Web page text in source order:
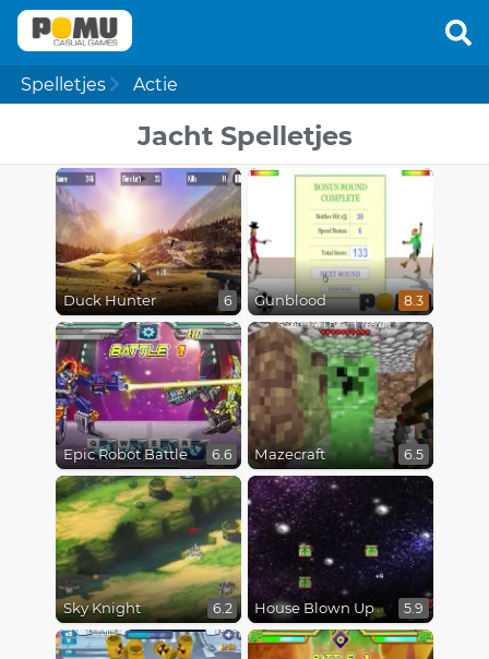
Spelletjes Actie
Jacht Spelletjes
Duck Hunter 6 Gunblood 8.3
Epic Robot Battle 6.6 Mazecraft 6.5
Sky Knight 6.2 House Blown Up 5.9